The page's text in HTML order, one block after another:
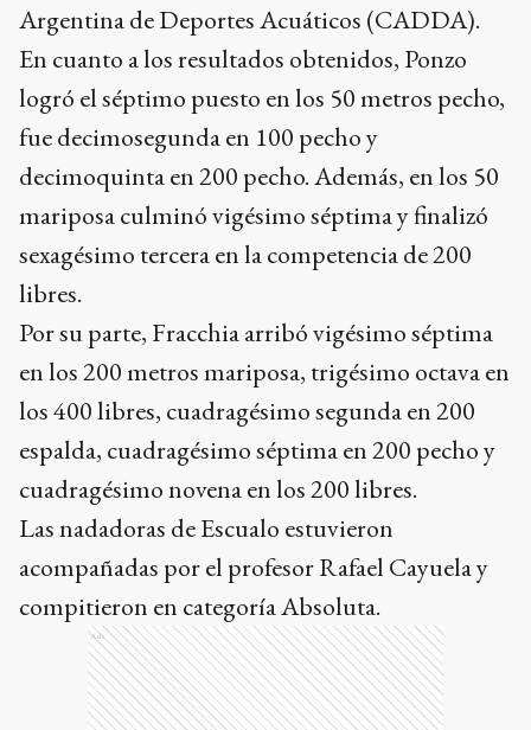
Argentina de Deportes Acuáticos (CADDA).
En cuanto a los resultados obtenidos, Ponzo
logró el séptimo puesto en los 50 metros pecho,
fue decimosegunda en 100 pecho y
decimoquinta en 200 pecho. Además, en los 50
mariposa culminó vigésimo séptima y finalizó
sexagésimo tercera en la competencia de 200
libres.
Por su parte, Fracchia arribó vigésimo séptima
en los 200 metros mariposa, trigésimo octava en
los 400 libres, cuadragésimo segunda en 200
espalda, cuadragésimo séptima en 200 pecho y
cuadragésimo novena en los 200 libres.
Las nadadoras de Escualo estuvieron
acompañadas por el profesor Rafael Cayuela y
compitieron en categoría Absoluta.
Ads